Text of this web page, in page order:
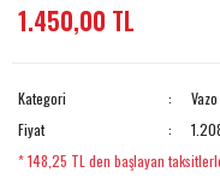
1.450,00 TL
Kategori
Fiyat
* 148,25 TL den başlayan